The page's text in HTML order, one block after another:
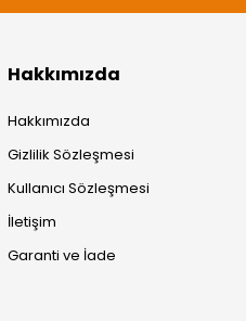
Hakkımızda
Hakkımızda
Gizlilik Sözleşmesi
Kullanıcı Sözleşmesi
İletişim
Garanti ve İade